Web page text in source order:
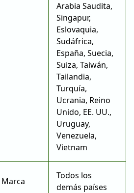
Arabia Saudita,
Singapur,
Eslovaquia,
Sudáfrica,
España, Suecia,
Suiza, Taiwán,
Tailandia,
Turquía,
Ucrania, Reino
Unido, EE. UU.,
Uruguay,
Venezuela,
Vietnam
Marca
Todos los
demás países